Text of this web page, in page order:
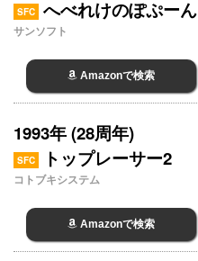
SFC へべれけのぽぷーん
サンソフト
Amazonで検索
1993年 (28周年)
SFC トップレーサー2
コトブキシステム
Amazonで検索